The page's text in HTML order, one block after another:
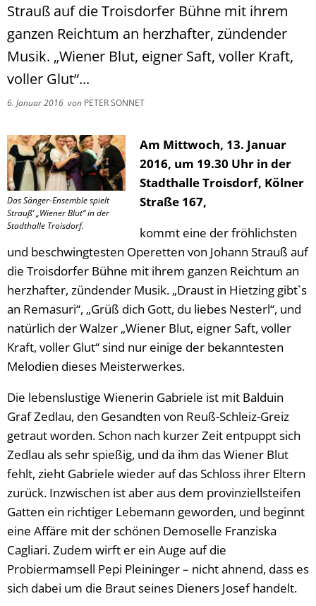
Strauß auf die Troisdorfer Bühne mit ihrem
ganzen Reichtum an herzhafter, zündender
Musik. „Wiener Blut, eigner Saft, voller Kraft,
voller Glut“...
6. Januar 2016 von PETER SONNET
Das Sänger-Ensemble spielt
Strauß‘ „Wiener Blut“ in der
Stadthalle Troisdorf.
Am Mittwoch, 13. Januar
2016, um 19.30 Uhr in der
Stadthalle Troisdorf, Kölner
Straße 167,
kommt eine der fröhlichsten
und beschwingtesten Operetten von Johann Strauß auf
die Troisdorfer Bühne mit ihrem ganzen Reichtum an
herzhafter, zündender Musik. „Draust in Hietzing gibt`s
an Remasuri“, „Grüß dich Gott, du liebes Nesterl“, und
natürlich der Walzer „Wiener Blut, eigner Saft, voller
Kraft, voller Glut“ sind nur einige der bekanntesten
Melodien dieses Meisterwerkes.
Die lebenslustige Wienerin Gabriele ist mit Balduin
Graf Zedlau, den Gesandten von Reuß-Schleiz-Greiz
getraut worden. Schon nach kurzer Zeit entpuppt sich
Zedlau als sehr spießig, und da ihm das Wiener Blut
fehlt, zieht Gabriele wieder auf das Schloss ihrer Eltern
zurück. Inzwischen ist aber aus dem provinziellsteifen
Gatten ein richtiger Lebemann geworden, und beginnt
eine Affäre mit der schönen Demoselle Franziska
Cagliari. Zudem wirft er ein Auge auf die
Probiermamsell Pepi Pleininger – nicht ahnend, dass es
sich dabei um die Braut seines Dieners Josef handelt.